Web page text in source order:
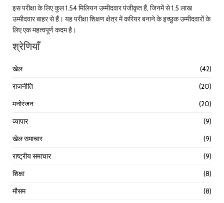
इस परीक्षा के लिए कुल 1.54 मिलियन उम्मीदवार पंजीकृत हैं, जिनमें से 1.5 लाख
उम्मीदवार बाहर से हैं। यह परीक्षा शिक्षण क्षेत्र में करियर बनाने के इच्छुक उम्मीदवारों के
लिए एक महत्वपूर्ण कदम है।
श्रेणियाँ
खेल
(42)
राजनीति
(20)
मनोरंजन
(20)
व्यापार
(9)
खेल समाचार
(9)
राष्ट्रीय समाचार
(9)
शिक्षा
(8)
मौसम
(8)